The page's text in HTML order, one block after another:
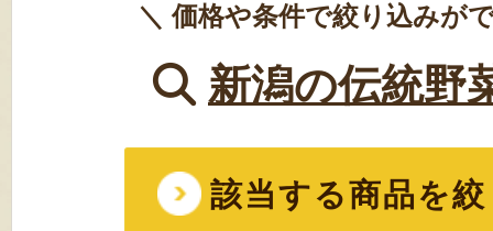
＼ 価格や条件で絞り込みが
新潟の伝統野
該当する商品を